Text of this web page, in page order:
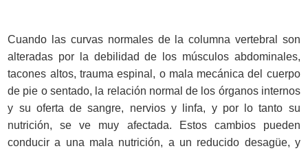
Cuando las curvas normales de la columna vertebral son
alteradas por la debilidad de los músculos abdominales,
tacones altos, trauma espinal, o mala mecánica del cuerpo
de pie o sentado, la relación normal de los órganos internos
y su oferta de sangre, nervios y linfa, y por lo tanto su
nutrición, se ve muy afectada. Estos cambios pueden
conducir a una mala nutrición, a un reducido desagüe, y